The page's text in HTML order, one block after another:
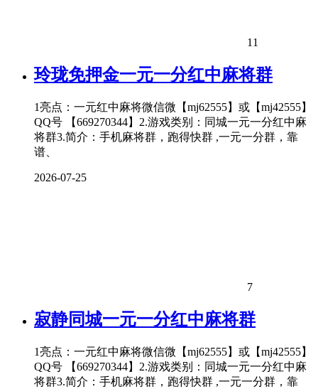
11
玲珑免押金一元一分红中麻将群
1亮点：一元红中麻将微信微【mj62555】或【mj42555】
QQ号 【669270344】2.游戏类别：同城一元一分红中麻
将群3.简介：手机麻将群，跑得快群 ,一元一分群，靠
谱、
2026-07-25
7
寂静同城一元一分红中麻将群
1亮点：一元红中麻将微信微【mj62555】或【mj42555】
QQ号 【669270344】2.游戏类别：同城一元一分红中麻
将群3.简介：手机麻将群，跑得快群 ,一元一分群，靠